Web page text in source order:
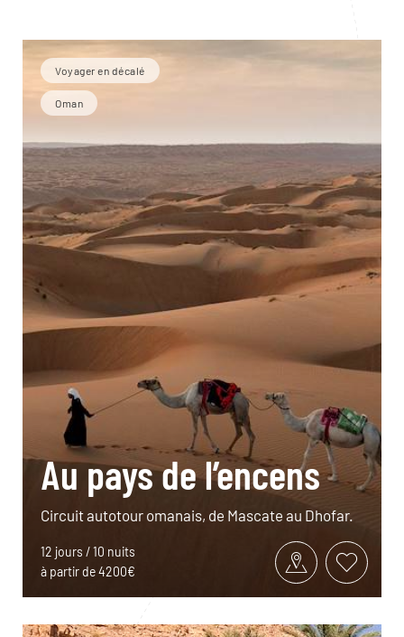
Voyager en décalé
Oman
Au pays de l’encens
Circuit autotour omanais, de Mascate au Dhofar.
12 jours / 10 nuits
à partir de 4200€